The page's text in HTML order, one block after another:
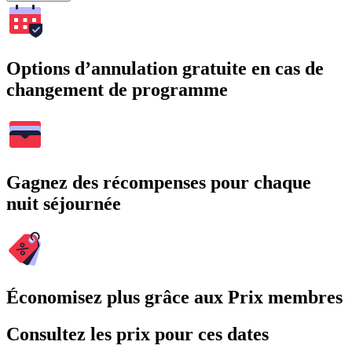
Options d’annulation gratuite en cas de
changement de programme
Gagnez des récompenses pour chaque
nuit séjournée
Économisez plus grâce aux Prix membres
Consultez les prix pour ces dates